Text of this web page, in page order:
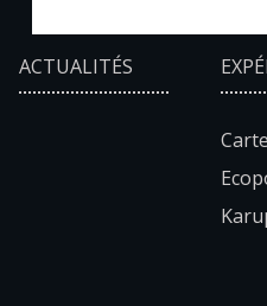
ACTUALITÉS